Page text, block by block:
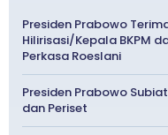
Presiden Prabowo
Hilirisasi/Kepala BKPM
Perkasa Roeslani
Presiden Prabowo
dan Periset